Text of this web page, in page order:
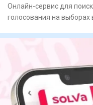
Онлайн-сервис для
голосования на выборах